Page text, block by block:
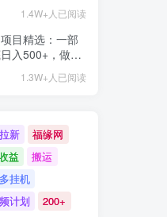
1.4W+人已阅读
目精选：一部
入500+，做就
稳定！【揭
1.3W+人已阅读
新
福缘网
益
搬运
挂机
计划 200+